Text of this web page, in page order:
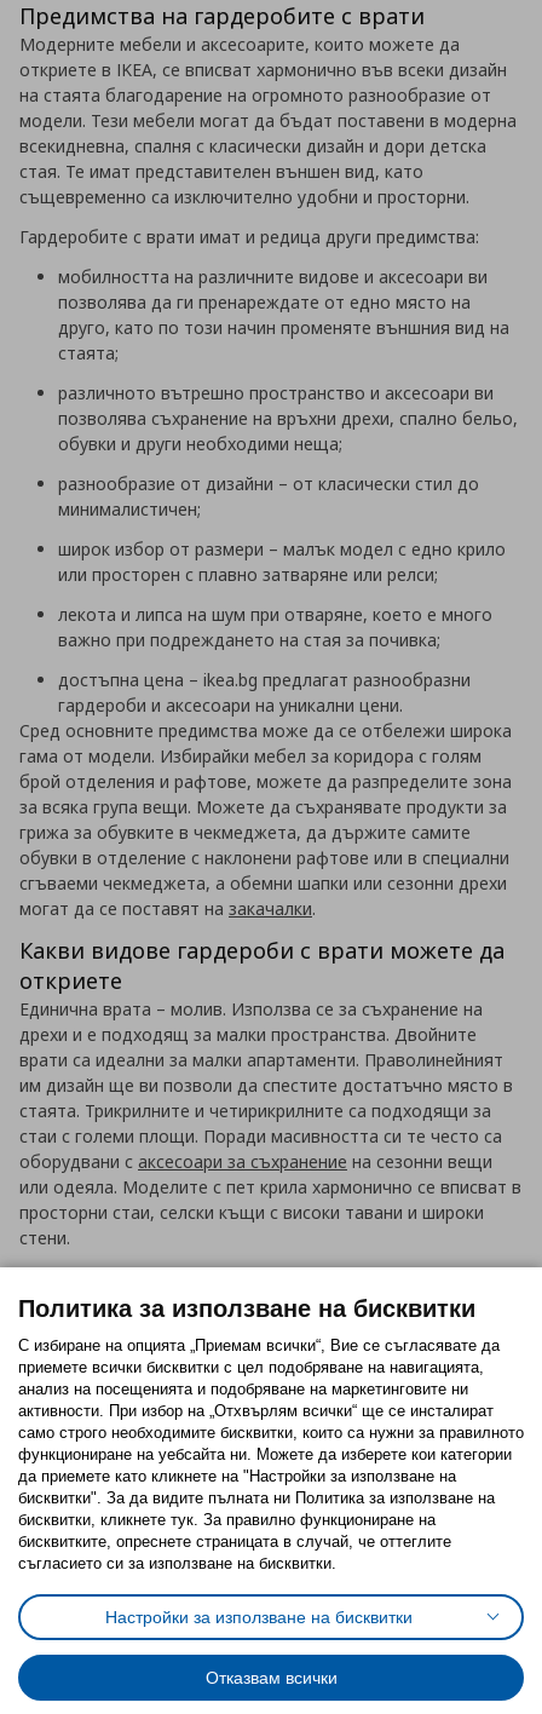
Предимства на гардеробите с врати
Модерните мебели и аксесоарите, които можете да
откриете в IKEA, се вписват хармонично във всеки дизайн
на стаята благодарение на огромното разнообразие от
модели. Тези мебели могат да бъдат поставени в модерна
всекидневна, спалня с класически дизайн и дори детска
стая. Те имат представителен външен вид, като
същевременно са изключително удобни и просторни.
Гардеробите с врати имат и редица други предимства:
мобилността на различните видове и аксесоари ви
позволява да ги пренареждате от едно място на
друго, като по този начин променяте външния вид на
стаята;
различното вътрешно пространство и аксесоари ви
позволява съхранение на връхни дрехи, спално бельо,
обувки и други необходими неща;
разнообразие от дизайни – от класически стил до
минималистичен;
широк избор от размери – малък модел с едно крило
или просторен с плавно затваряне или релси;
лекота и липса на шум при отваряне, което е много
важно при подреждането на стая за почивка;
достъпна цена – ikea.bg предлагат разнообразни
гардероби и аксесоари на уникални цени.
Сред основните предимства може да се отбележи широка
гама от модели. Избирайки мебел за коридора с голям
брой отделения и рафтове, можете да разпределите зона
за всяка група вещи. Можете да съхранявате продукти за
грижа за обувките в чекмеджета, да държите самите
обувки в отделение с наклонени рафтове или в специални
сгъваеми чекмеджета, а обемни шапки или сезонни дрехи
могат да се поставят на закачалки.
Какви видове гардероби с врати можете да
откриете
Единична врата – молив. Използва се за съхранение на
дрехи и е подходящ за малки пространства. Двойните
врати са идеални за малки апартаменти. Праволинейният
им дизайн ще ви позволи да спестите достатъчно място в
стаята. Трикрилните и четирикрилните са подходящи за
стаи с големи площи. Поради масивността си те често са
оборудвани с аксесоари за съхранение на сезонни вещи
или одеяла. Моделите с пет крила хармонично се вписват в
просторни стаи, селски къщи с високи тавани и широки
стени.
Нагоре
Приложение IKEA Bulgaria:
Последвайте ни:
Политика за използване на бисквитки
С избиране на опцията „Приемам всички“, Вие се съгласявате да
приемете всички бисквитки с цел подобряване на навигацията,
анализ на посещенията и подобряване на маркетинговите ни
активности. При избор на „Отхвърлям всички“ ще се инсталират
само строго необходимитe бисквитки, които са нужни за правилното
функциониране на уебсайта ни. Можете да изберете кои категории
да приемете като кликнете на "Настройки за използване на
бисквитки". За да видите пълната ни Политика за използване на
бисквитки, кликнете тук. За правилно функциониране на
бисквитките, опреснете страницата в случай, че оттеглите
съгласието си за използване на бисквитки.
Настройки за използване на бисквитки
Отказвам всички